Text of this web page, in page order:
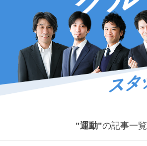
"運動"の記事一覧